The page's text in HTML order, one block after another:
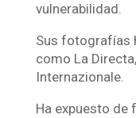
vulnerabilidad.
Sus fotografías
como La
Internazionale.
Ha expuesto de